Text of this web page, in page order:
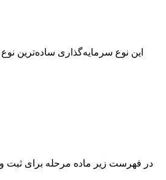
این نوع سرمایه‌گذاری ساده‌ترین
در فهرست زیر ماده مرحله برای ثبت